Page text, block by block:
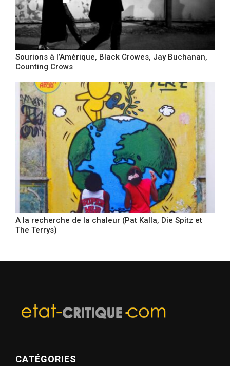
Sourions à l’Amérique, Black Crowes, Jay Buchanan,
Counting Crows
A la recherche de la chaleur (Pat Kalla, Die Spitz et
The Terrys)
CATÉGORIES